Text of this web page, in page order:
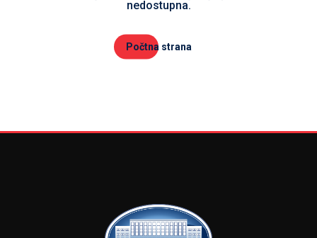
nedostupna.
Počtna strana